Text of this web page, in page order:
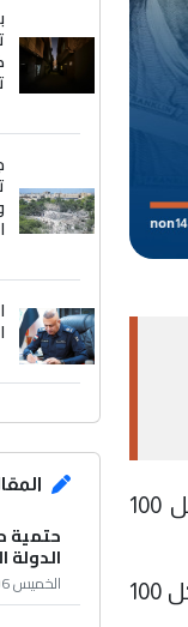
وسجلت أسعار الدولار في بورصتي الكفاح والحارثية المركزيتين ببغداد 156,000 دينار عراقي مقابل كل 100
وفي محال الصيرفة بالأسواق المحلية في بغداد، انخفضت أسعار البيع لتصل إلى 156,500 دينار مقابل كل 100
حتمية
الدولة
الخميس 06 آب 2026